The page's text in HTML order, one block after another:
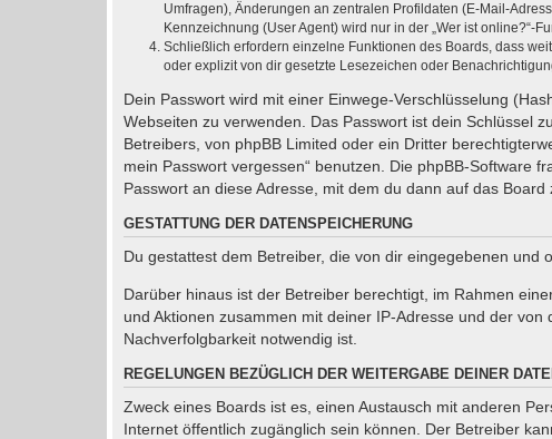
Umfragen), Änderungen an zentralen Profildaten (E-Mail-
Kennzeichnung (User Agent) wird nur in der „Wer ist online?“-
Schließlich erfordern einzelne Funktionen des Boards, dass
oder explizit von dir gesetzte Lesezeichen oder
Dein Passwort wird mit einer Einwege-Verschlüsselung
Webseiten zu verwenden. Das Passwort ist dein Schlüssel
Betreibers, von phpBB Limited oder ein Dritter
mein Passwort vergessen“ benutzen. Die phpBB-Software
Passwort an diese Adresse, mit dem du dann auf das Board
GESTATTUNG DER DATENSPEICHERUNG
Du gestattest dem Betreiber, die von dir eingegebenen und
Darüber hinaus ist der Betreiber berechtigt, im Rahmen
und Aktionen zusammen mit deiner IP-Adresse und der
Nachverfolgbarkeit notwendig ist.
REGELUNGEN BEZÜGLICH DER WEITERGABE DEINER
Zweck eines Boards ist es, einen Austausch mit anderen
Internet öffentlich zugänglich sein können. Der Betreiber